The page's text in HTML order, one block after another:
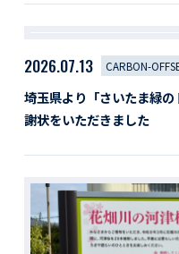
2026.07.13 CARBON-
埼玉県より「さいたま緑
謝状をいただきました